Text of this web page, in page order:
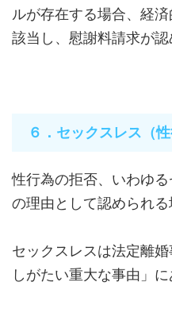
ルが存在する場合、経
該当し、慰謝料請求が認
６．セックスレス（性
性行為の拒否、いわゆ
の理由として認められる
セックスレスは法定離
しがたい重大な事由」に